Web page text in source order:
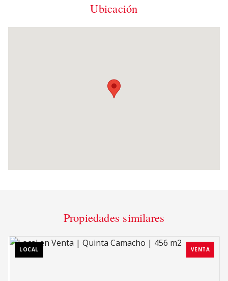
Ubicación
Propiedades similares
LOCAL VENTA